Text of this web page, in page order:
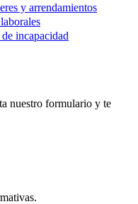
y arrendamientos
incapacidad
nuestro formulario y te